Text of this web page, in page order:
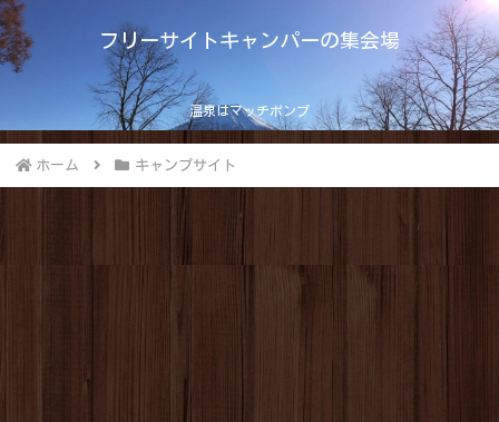
フリーサイトキャンパーの集会場
温泉はマッチポンプ
ホーム キャンプサイト